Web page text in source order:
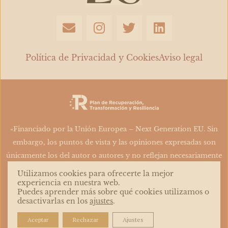
E
n
e
o
p
e
I
n
t
g
r
a
m
T
w
t
e
r
L
i
k
d
n
Política de Privacidad y CookiesAviso legal
«Financiado por la Unión Europea – Next Generation EU. Sin
embargo, los puntos de vista y las opiniones expresadas son
únicamente los del autor o autores y no reflejan necesariamente
los de la Unión Europea o la Comisión Europea. Ni la Unión
Europea ni la Comisión Europea pueden ser consideradas
responsables de las mismas»
Utilizamos cookies para ofrecerte la mejor
experiencia en nuestra web.
Puedes aprender más sobre qué cookies utilizamos o
desactivarlas en los ajustes.
Aceptar Rechazar Ajustes